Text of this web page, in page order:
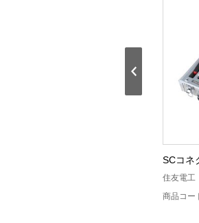
SCコネ
住友電工
商品コー